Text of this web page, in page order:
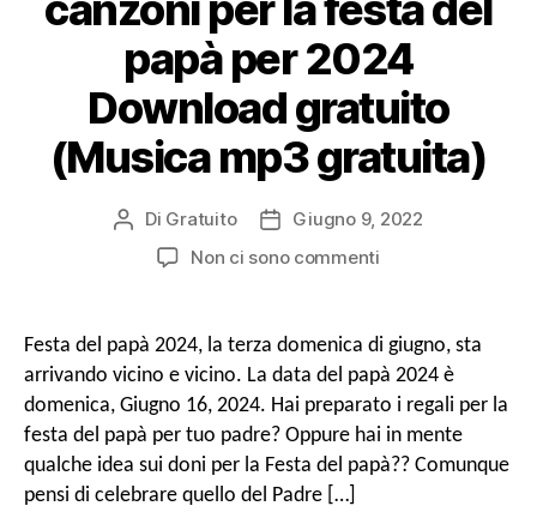
papà per 2024
Download gratuito
(Musica mp3 gratuita)
Autore
messaggio
Di Gratuito
DataGiugno 9, 2022
Non ci sono commentiSU
Migliori
canzoni
per
la
festa
del
Festa del papà 2024, la terza domenica di giugno, sta
arrivando vicino e vicino. La data del papà 2024 è
domenica, Giugno 16, 2024. Hai preparato i regali per la
festa del papà per tuo padre? Oppure hai in mente
qualche idea sui doni per la Festa del papà?? Comunque
pensi di celebrare quello del Padre […]